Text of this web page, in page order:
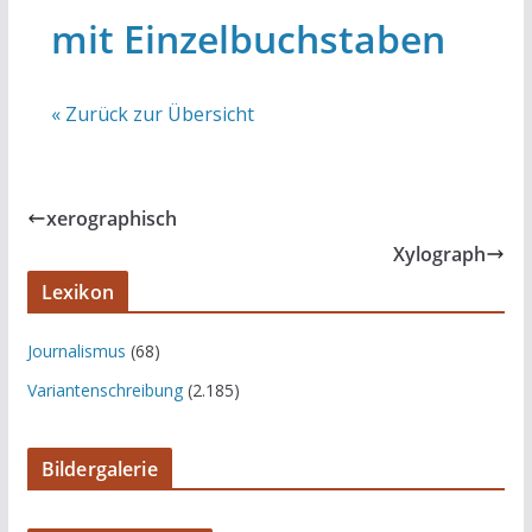
mit Einzelbuchstaben
« Zurück zur Übersicht
xerographisch
Xylograph
Lexikon
Journalismus (68)
Variantenschreibung(2.185)
Bildergalerie